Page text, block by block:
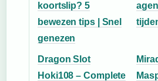
koortslip? 5
bewezen tips | Snel
genezen
Dragon Slot
Hoki108 – Complete